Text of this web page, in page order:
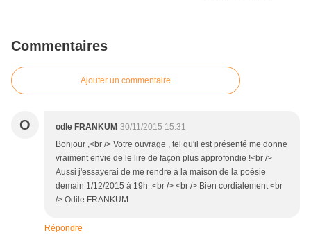
Commentaires
Ajouter un commentaire
O odle FRANKUM 30/11/2015 15:31
Bonjour ,<br /> Votre ouvrage , tel qu'il est présenté me donne
vraiment envie de le lire de façon plus approfondie !<br />
Aussi j'essayerai de me rendre à la maison de la poésie
demain 1/12/2015 à 19h .<br /> <br /> Bien cordialement <br
/> Odile FRANKUM
Répondre